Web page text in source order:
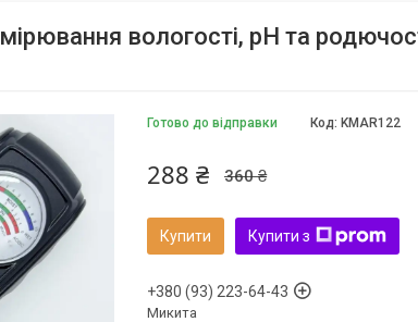
вологості, pH та
Готово до відправки Код: KMAR122
360 ₴
288 ₴
Купити Купити з
+380 (93) 223-64-43
Микита